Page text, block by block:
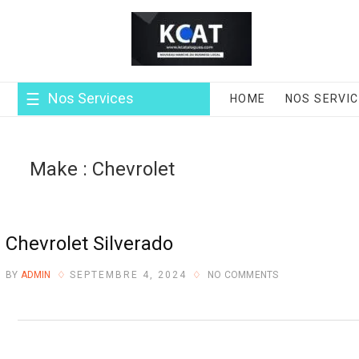
Nos Services HOME NOS
Make : Chevrolet
Chevrolet Silverado
BY ADMIN SEPTEMBRE 4, 2024 NO COMMENTS